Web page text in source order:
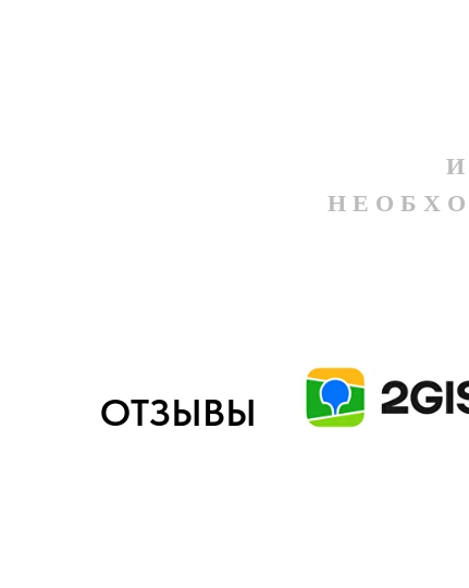
И
Н Е О Б Х
ОТЗЫВЫ